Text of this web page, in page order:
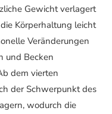
Gewicht verlagert
Körperhaltung leicht
Veränderungen
und Becken
dem vierten
der Schwerpunkt des
wodurch die